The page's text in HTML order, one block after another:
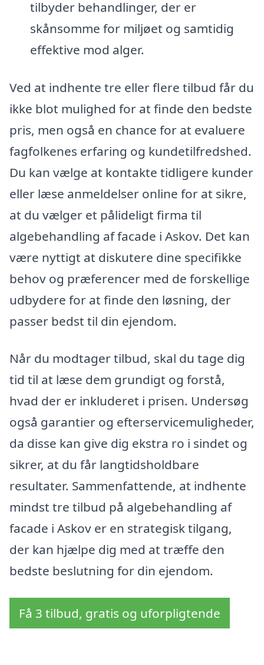
tilbyder behandlinger, der er
skånsomme for miljøet og samtidig
effektive mod alger.
Ved at indhente tre eller flere tilbud får du
ikke blot mulighed for at finde den bedste
pris, men også en chance for at evaluere
fagfolkenes erfaring og kundetilfredshed.
Du kan vælge at kontakte tidligere kunder
eller læse anmeldelser online for at sikre,
at du vælger et pålideligt firma til
algebehandling af facade i Askov. Det kan
være nyttigt at diskutere dine specifikke
behov og præferencer med de forskellige
udbydere for at finde den løsning, der
passer bedst til din ejendom.
Når du modtager tilbud, skal du tage dig
tid til at læse dem grundigt og forstå,
hvad der er inkluderet i prisen. Undersøg
også garantier og efterservicemuligheder,
da disse kan give dig ekstra ro i sindet og
sikrer, at du får langtidsholdbare
resultater. Sammenfattende, at indhente
mindst tre tilbud på algebehandling af
facade i Askov er en strategisk tilgang,
der kan hjælpe dig med at træffe den
bedste beslutning for din ejendom.
Få 3 tilbud, gratis og uforpligtende